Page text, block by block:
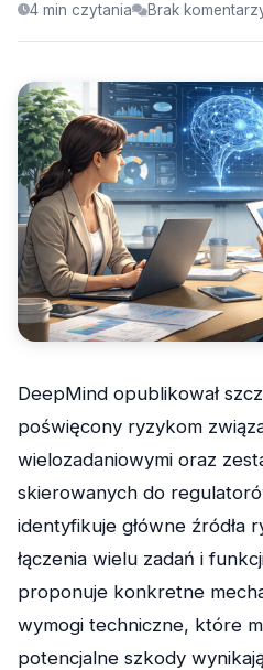
4 min czytania
Brak
DeepMind opublikował
poświęcony ryzykom
wielozadaniowymi oraz
skierowanych do
identyfikuje główne źródła
łączenia wielu zadań i
proponuje konkretne
wymogi techniczne, które
potencjalne szkody